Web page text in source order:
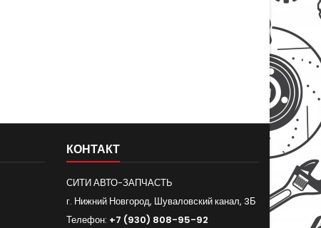
КОНТАКТ
СИТИ АВТО-ЗАПЧАСТЬ
г. Нижний Новгород, Шуваловский канал, 3Б
Телефон: +7 (930) 808-95-92